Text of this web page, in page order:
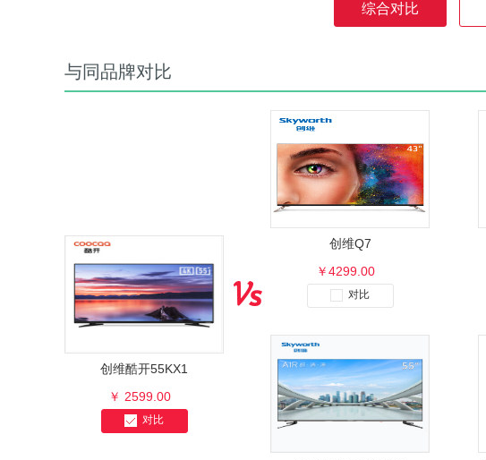
综合对比
与同品牌对比
创维酷开55KX1
￥ 2599.00
对比
创维Q7
￥4299.00
对比